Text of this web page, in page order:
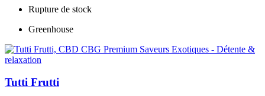
Rupture de stock
Greenhouse
Tutti Frutti